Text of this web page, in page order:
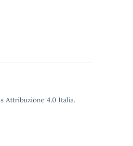
Attribuzione 4.0 Italia.